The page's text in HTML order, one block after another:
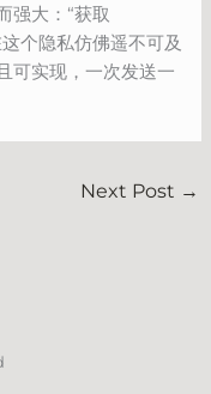
强大：“获取
个隐私仿佛遥不可及
可实现，一次发送一
Next Post →